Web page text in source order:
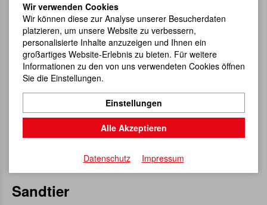
Sandtier
Wir verwenden Cookies
Wir können diese zur Analyse unserer Besucherdaten
platzieren, um unsere Website zu verbessern,
personalisierte Inhalte anzuzeigen und Ihnen ein
großartiges Website-Erlebnis zu bieten. Für weitere
Informationen zu den von uns verwendeten Cookies öffnen
Sie die Einstellungen.
Einstellungen
Alle Akzeptieren
Datenschutz Impressum